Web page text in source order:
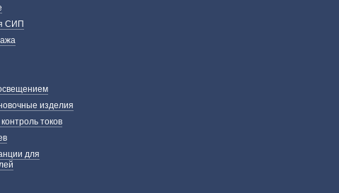
СИП
изделия
токов
для